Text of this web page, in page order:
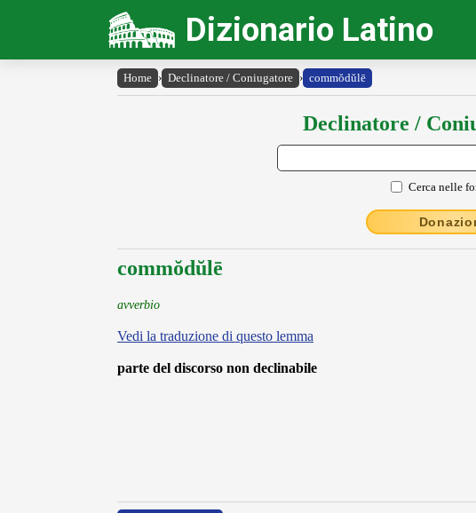
Dizionario Latino
Home › Declinatore / Coniugatore › commŏdŭlē
Declinatore /
Cerca nelle
commŏdŭlē
avverbio
Vedi la traduzione di questo lemma
parte del discorso non declinabile